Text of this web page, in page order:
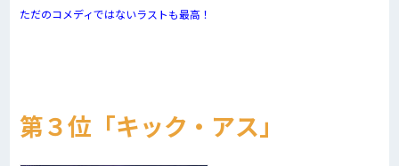
ただのコメディではないラストも最高！
第３位「キック・アス」